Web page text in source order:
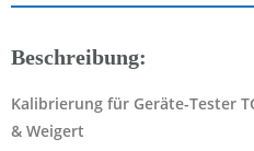
Beschreibung:
Kalibrierung für Geräte-Tester
& Weigert